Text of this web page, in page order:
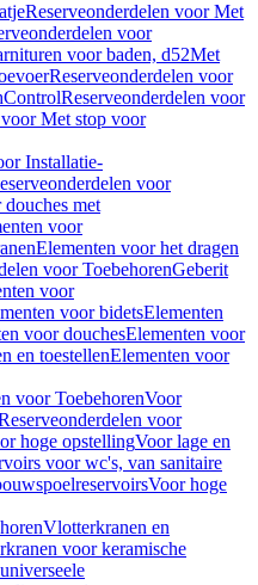
Reserveonderdelen voor Met
voor
voor baden, d52Met
Reserveonderdelen voor
Reserveonderdelen voor
Met stop voor
Installatie-
voor
met
voor
Elementen voor het dragen
voor ToebehorenGeberit
voor
voor bidetsElementen
voor douchesElementen voor
en toestellenElementen voor
voor ToebehorenVoor
voor
hoge opstellingVoor lage en
voor wc's, van sanitaire
Voor hoge
Vlotterkranen en
voor keramische